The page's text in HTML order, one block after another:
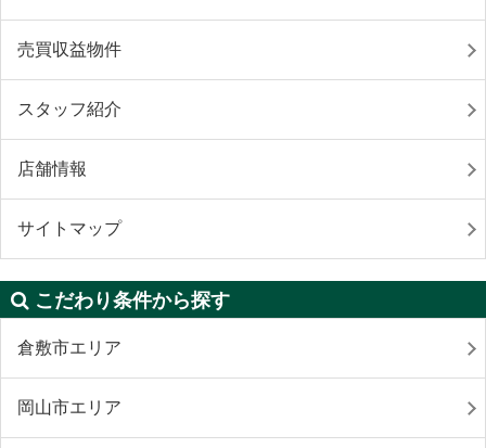
売買収益物件
スタッフ紹介
店舗情報
サイトマップ
こだわり条件から探す
倉敷市エリア
岡山市エリア